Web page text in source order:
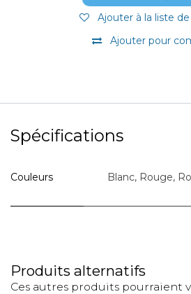
Ajouter pour
Ajouter à la liste
Spécifications
Couleurs Blanc, Rouge,
Produits alternatifs
Ces autres produits pourraient